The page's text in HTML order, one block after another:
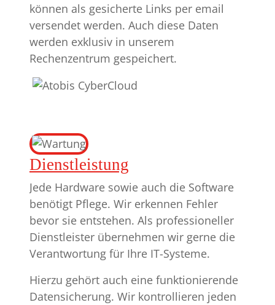
können als gesicherte Links per email
versendet werden. Auch diese Daten
werden exklusiv in unserem
Rechenzentrum gespeichert.
Dienstleistung
Jede Hardware sowie auch die Software
benötigt Pflege. Wir erkennen Fehler
bevor sie entstehen. Als professioneller
Dienstleister übernehmen wir gerne die
Verantwortung für Ihre IT-Systeme.
Hierzu gehört auch eine funktionierende
Datensicherung. Wir kontrollieren jeden